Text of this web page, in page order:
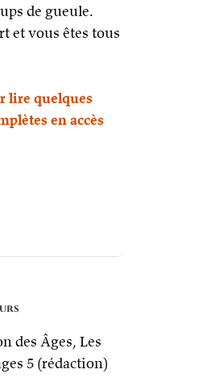
de gueule.
et vous êtes tous
lire quelques
en accès
des Âges, Les
5 (rédaction)